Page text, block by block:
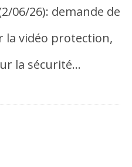
06/26): demande de
la vidéo protection,
la sécurité…